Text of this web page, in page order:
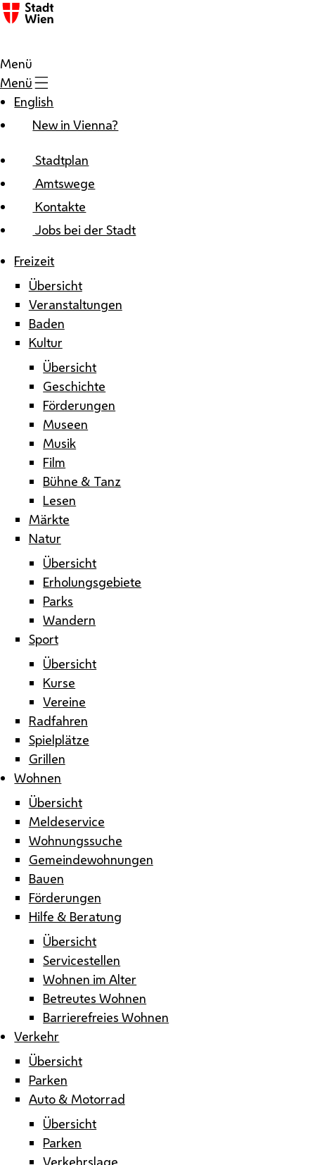
Zum Inhalt
Menü
Menü
English
New in Vienna?
Stadtplan
Amtswege
Kontakte
Jobs bei der Stadt
Freizeit
Übersicht
Veranstaltungen
Baden
Kultur
Übersicht
Geschichte
Förderungen
Museen
Musik
Film
Bühne & Tanz
Lesen
Märkte
Natur
Übersicht
Erholungsgebiete
Parks
Wandern
Sport
Übersicht
Kurse
Vereine
Radfahren
Spielplätze
Grillen
Wohnen
Übersicht
Meldeservice
Wohnungssuche
Gemeindewohnungen
Bauen
Förderungen
Hilfe & Beratung
Übersicht
Servicestellen
Wohnen im Alter
Betreutes Wohnen
Barrierefreies Wohnen
Verkehr
Übersicht
Parken
Auto & Motorrad
Übersicht
Parken
Verkehrslage